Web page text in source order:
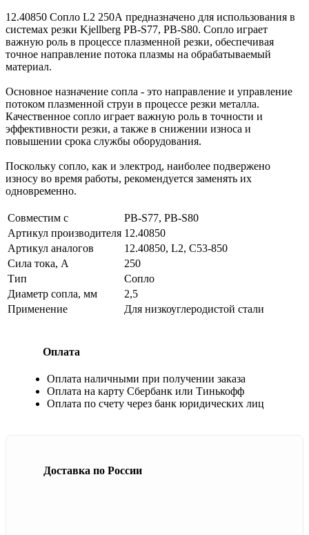
12.40850 Сопло L2 250А предназначено для использования в
системах резки Kjellberg PB-S77, PB-S80. Сопло играет
важную роль в процессе плазменной резки, обеспечивая
точное направление потока плазмы на обрабатываемый
материал.
Основное назначение сопла - это направление и управление
потоком плазменной струи в процессе резки металла.
Качественное сопло играет важную роль в точности и
эффективности резки, а также в снижении износа и
повышении срока службы оборудования.
Поскольку сопло, как и электрод, наиболее подвержено
износу во время работы, рекомендуется заменять их
одновременно.
Совместим с
PB-S77, PB-S80
Артикул производителя 12.40850
Артикул аналогов
12.40850, L2, C53-850
Сила тока, А
250
Тип
Сопло
Диаметр сопла, мм
2,5
Применение
Для низкоуглеродистой стали
Оплата
Оплата наличными при получении заказа
Оплата на карту Сбербанк или Тинькофф
Оплата по счету через банк юридических лиц
Доставка по России